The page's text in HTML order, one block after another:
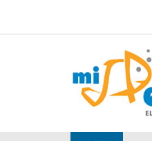
Ir al menú principal (alt + u)